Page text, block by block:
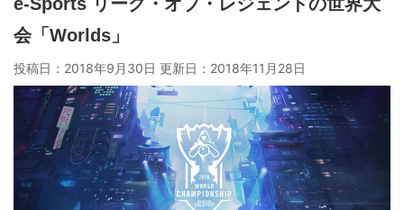
会「Worlds」
投稿日：2018年9月30日 更新日： 2018年11月28日